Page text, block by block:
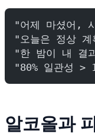
"어제 마셨어,
"오늘은 정상 계
"한 밤이 내 결
"80% 일관성 >
알코올과